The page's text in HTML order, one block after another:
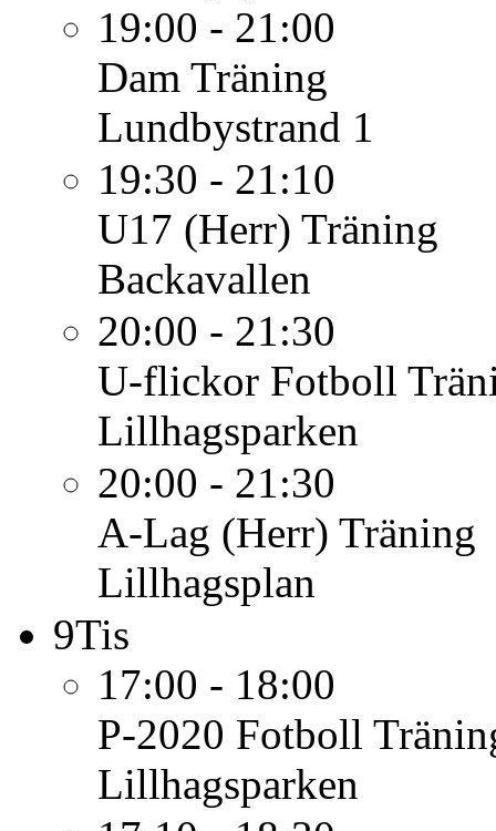
19:00 - 21:00
Dam Träning
Lundbystrand 1
19:30 - 21:10
U17 (Herr) Träning
Backavallen
20:00 - 21:30
U-flickor Fotboll
Lillhagsparken
20:00 - 21:30
A-Lag (Herr) Träning
Lillhagsplan
9Tis
17:00 - 18:00
P-2020 Fotboll
Lillhagsparken